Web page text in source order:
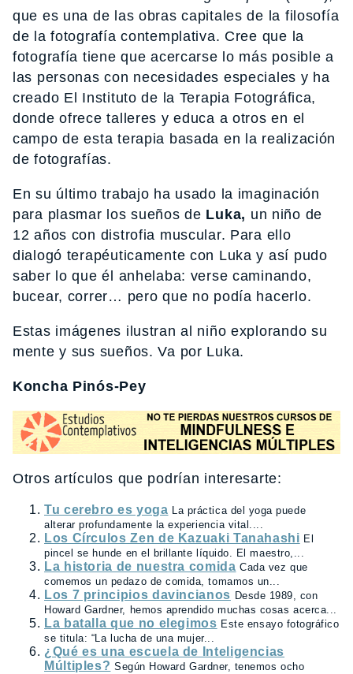
que es una de las obras capitales de la filosofía
de la fotografía contemplativa. Cree que la
fotografía tiene que acercarse lo más posible a
las personas con necesidades especiales y ha
creado El Instituto de la Terapia Fotográfica,
donde ofrece talleres y educa a otros en el
campo de esta terapia basada en la realización
de fotografías.
En su último trabajo ha usado la imaginación
para plasmar los sueños de Luka, un niño de
12 años con distrofia muscular. Para ello
dialogó terapéuticamente con Luka y así pudo
saber lo que él anhelaba: verse caminando,
bucear, correr… pero que no podía hacerlo.
Estas imágenes ilustran al niño explorando su
mente y sus sueños. Va por Luka.
Koncha Pinós-Pey
Otros artículos que podrían interesarte:
Tu cerebro es yoga La práctica del yoga puede
alterar profundamente la experiencia vital....
Los Círculos Zen de Kazuaki Tanahashi El
pincel se hunde en el brillante líquido. El maestro,...
La historia de nuestra comida Cada vez que
comemos un pedazo de comida, tomamos un...
Los 7 principios davincianos Desde 1989, con
Howard Gardner, hemos aprendido muchas cosas acerca...
La batalla que no elegimos Este ensayo fotográfico
se titula: “La lucha de una mujer...
¿Qué es una escuela de Inteligencias
Múltiples? Según Howard Gardner, tenemos ocho